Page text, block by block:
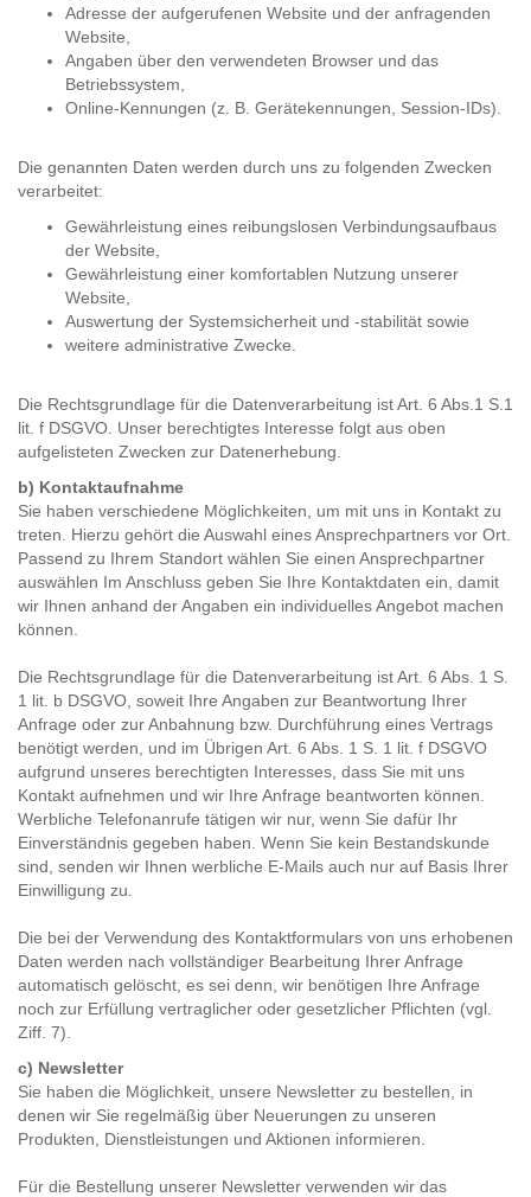
Adresse der aufgerufenen Website und der anfragenden
Website,
Angaben über den verwendeten Browser und das
Betriebssystem,
Online-Kennungen (z. B. Gerätekennungen, Session-IDs).
Die genannten Daten werden durch uns zu folgenden Zwecken
verarbeitet:
Gewährleistung eines reibungslosen Verbindungsaufbaus
der Website,
Gewährleistung einer komfortablen Nutzung unserer
Website,
Auswertung der Systemsicherheit und -stabilität sowie
weitere administrative Zwecke.
Die Rechtsgrundlage für die Datenverarbeitung ist Art. 6 Abs.1 S.1
lit. f DSGVO. Unser berechtigtes Interesse folgt aus oben
aufgelisteten Zwecken zur Datenerhebung.
b) Kontaktaufnahme
Sie haben verschiedene Möglichkeiten, um mit uns in Kontakt zu
treten. Hierzu gehört die Auswahl eines Ansprechpartners vor Ort.
Passend zu Ihrem Standort wählen Sie einen Ansprechpartner
auswählen Im Anschluss geben Sie Ihre Kontaktdaten ein, damit
wir Ihnen anhand der Angaben ein individuelles Angebot machen
können.
Die Rechtsgrundlage für die Datenverarbeitung ist Art. 6 Abs. 1 S.
1 lit. b DSGVO, soweit Ihre Angaben zur Beantwortung Ihrer
Anfrage oder zur Anbahnung bzw. Durchführung eines Vertrags
benötigt werden, und im Übrigen Art. 6 Abs. 1 S. 1 lit. f DSGVO
aufgrund unseres berechtigten Interesses, dass Sie mit uns
Kontakt aufnehmen und wir Ihre Anfrage beantworten können.
Werbliche Telefonanrufe tätigen wir nur, wenn Sie dafür Ihr
Einverständnis gegeben haben. Wenn Sie kein Bestandskunde
sind, senden wir Ihnen werbliche E-Mails auch nur auf Basis Ihrer
Einwilligung zu.
Die bei der Verwendung des Kontaktformulars von uns erhobenen
Daten werden nach vollständiger Bearbeitung Ihrer Anfrage
automatisch gelöscht, es sei denn, wir benötigen Ihre Anfrage
noch zur Erfüllung vertraglicher oder gesetzlicher Pflichten (vgl.
Ziff. 7).
c) Newsletter
Sie haben die Möglichkeit, unsere Newsletter zu bestellen, in
denen wir Sie regelmäßig über Neuerungen zu unseren
Produkten, Dienstleistungen und Aktionen informieren.
Für die Bestellung unserer Newsletter verwenden wir das